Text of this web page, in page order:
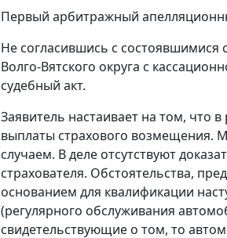
Первый арбитражный
Не согласившись с
Волго-Вятского округа с
судебный акт.
Заявитель настаивает на том, что
выплаты страхового возмещения.
случаем. В деле отсутствуют
страхователя. Обстоятельства,
основанием для квалификации
(регулярного обслуживания
свидетельствующие о том, то